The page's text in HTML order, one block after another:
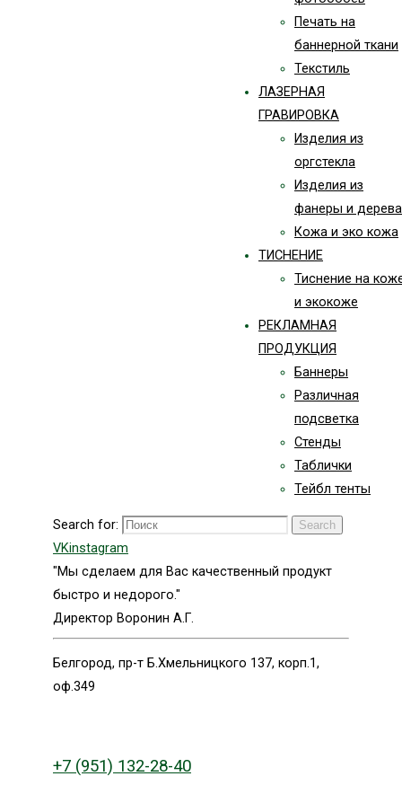
Печать на
баннерной ткани
Текстиль
ЛАЗЕРНАЯ
ГРАВИРОВКА
Изделия из
оргстекла
Изделия из
фанеры и дерева
Кожа и эко кожа
ТИСНЕНИЕ
Тиснение на
и экокоже
РЕКЛАМНАЯ
ПРОДУКЦИЯ
Баннеры
Различная
подсветка
Стенды
Таблички
Тейбл тенты
Search for: Search
VKinstagram
"Мы сделаем для Вас качественный продукт
быстро и недорого."
Директор Воронин А.Г.
Белгород, пр-т Б.Хмельницкого 137, корп.1,
оф.349
+7 (951) 132-28-40